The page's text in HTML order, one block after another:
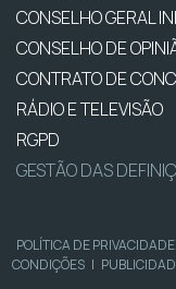
CONSELHO GERAL
CONSELHO DE
CONTRATO DE
RÁDIO E TELEVISÃO
RGPD
GESTÃO DAS
POLÍTICA DE PRIVACIDADE
CONDIÇÕES |